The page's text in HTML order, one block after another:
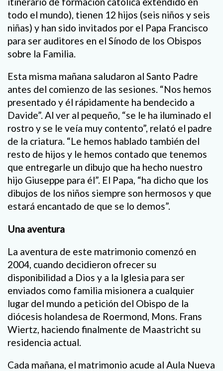
todo el mundo), tienen 12 hijos (seis niños y seis
niñas) y han sido invitados por el Papa Francisco
para ser auditores en el Sínodo de los Obispos
sobre la Familia.
Esta misma mañana saludaron al Santo Padre
antes del comienzo de las sesiones. “Nos hemos
presentado y él rápidamente ha bendecido a
Davide”. Al ver al pequeño, “se le ha iluminado el
rostro y se le veía muy contento”, relató el padre
de la criatura. “Le hemos hablado también del
resto de hijos y le hemos contado que tenemos
que entregarle un dibujo que ha hecho nuestro
hijo Giuseppe para él”. El Papa, “ha dicho que los
dibujos de los niños siempre son hermosos y que
estará encantado de que se lo demos”.
Una aventura
La aventura de este matrimonio comenzó en
2004, cuando decidieron ofrecer su
disponibilidad a Dios y a la Iglesia para ser
enviados como familia misionera a cualquier
lugar del mundo a petición del Obispo de la
diócesis holandesa de Roermond, Mons. Frans
Wiertz, haciendo finalmente de Maastricht su
residencia actual.
Cada mañana, el matrimonio acude al Aula Nueva